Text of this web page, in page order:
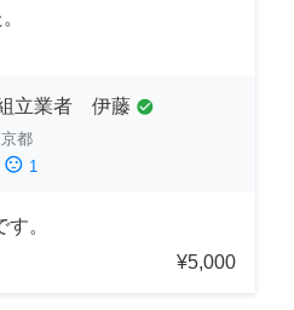
立業者 伊藤 check_circle
都
sentiment_dissatisfied 1
。
¥5,000